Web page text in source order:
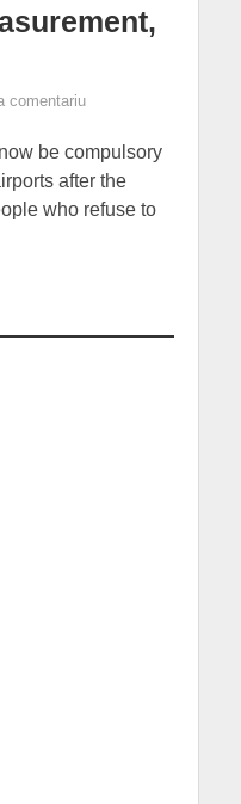
comentariu
be compulsory
after the
who refuse to